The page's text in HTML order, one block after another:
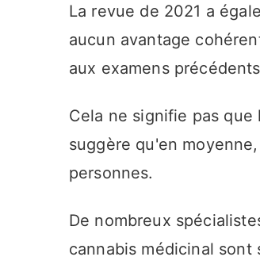
La revue de 2021 a
aucun avantage
aux examens
Cela ne signifie pas que
suggère qu'en
personnes.
De nombreux
cannabis médicinal